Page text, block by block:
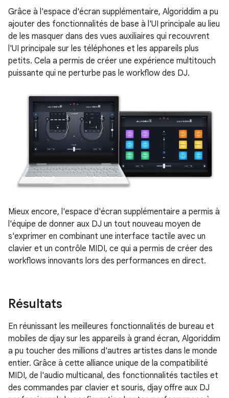
Grâce à l'espace d'écran supplémentaire, Algoriddim a pu
ajouter des fonctionnalités de base à l'UI principale au lieu
de les masquer dans des vues auxiliaires qui recouvrent
l'UI principale sur les téléphones et les appareils plus
petits. Cela a permis de créer une expérience multitouch
puissante qui ne perturbe pas le workflow des DJ.
Mieux encore, l'espace d'écran supplémentaire a permis à
l'équipe de donner aux DJ un tout nouveau moyen de
s'exprimer en combinant une interface tactile avec un
clavier et un contrôle MIDI, ce qui a permis de créer des
workflows innovants lors des performances en direct.
Résultats
En réunissant les meilleures fonctionnalités de bureau et
mobiles de djay sur les appareils à grand écran, Algoriddim
a pu toucher des millions d'autres artistes dans le monde
entier. Grâce à cette alliance unique de la compatibilité
MIDI, de l'audio multicanal, des fonctionnalités tactiles et
des commandes par clavier et souris, djay offre aux DJ